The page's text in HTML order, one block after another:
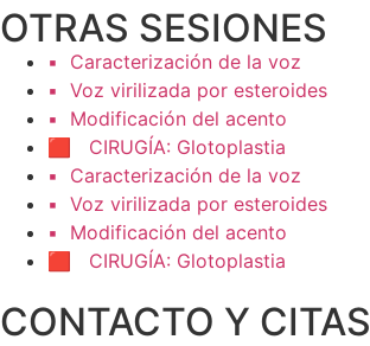
OTRAS SESIONES
▪️ Caracterización de la voz
▪️ Voz virilizada por esteroides
▪️ Modificación del acento
🟥 CIRUGÍA: Glotoplastia
▪️ Caracterización de la voz
▪️ Voz virilizada por esteroides
▪️ Modificación del acento
🟥 CIRUGÍA: Glotoplastia
CONTACTO Y CITAS